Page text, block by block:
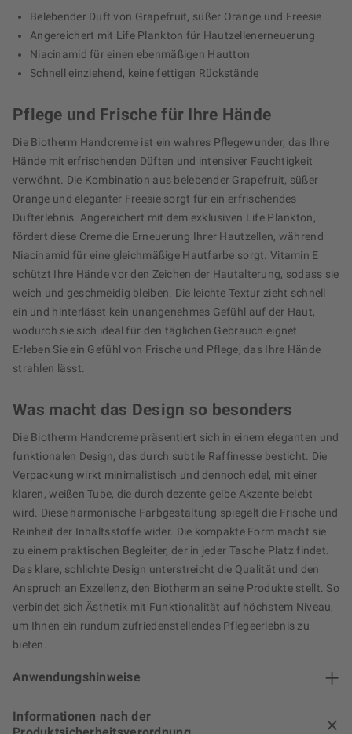
Belebender Duft von Grapefruit, süßer Orange und Freesie
Angereichert mit Life Plankton für Hautzellenerneuerung
Niacinamid für einen ebenmäßigen Hautton
Schnell einziehend, keine fettigen Rückstände
Pflege und Frische für Ihre Hände
Die Biotherm Handcreme ist ein wahres Pflegewunder, das Ihre
Hände mit erfrischenden Düften und intensiver Feuchtigkeit
verwöhnt. Die Kombination aus belebender Grapefruit, süßer
Orange und eleganter Freesie sorgt für ein erfrischendes
Dufterlebnis. Angereichert mit dem exklusiven Life Plankton,
fördert diese Creme die Erneuerung Ihrer Hautzellen, während
Niacinamid für eine gleichmäßige Hautfarbe sorgt. Vitamin E
schützt Ihre Hände vor den Zeichen der Hautalterung, sodass sie
weich und geschmeidig bleiben. Die leichte Textur zieht schnell
ein und hinterlässt kein unangenehmes Gefühl auf der Haut,
wodurch sie sich ideal für den täglichen Gebrauch eignet.
Erleben Sie ein Gefühl von Frische und Pflege, das Ihre Hände
strahlen lässt.
Was macht das Design so besonders
Die Biotherm Handcreme präsentiert sich in einem eleganten und
funktionalen Design, das durch subtile Raffinesse besticht. Die
Verpackung wirkt minimalistisch und dennoch edel, mit einer
klaren, weißen Tube, die durch dezente gelbe Akzente belebt
wird. Diese harmonische Farbgestaltung spiegelt die Frische und
Reinheit der Inhaltsstoffe wider. Die kompakte Form macht sie
zu einem praktischen Begleiter, der in jeder Tasche Platz findet.
Das klare, schlichte Design unterstreicht die Qualität und den
Anspruch an Exzellenz, den Biotherm an seine Produkte stellt. So
verbindet sich Ästhetik mit Funktionalität auf höchstem Niveau,
um Ihnen ein rundum zufriedenstellendes Pflegeerlebnis zu
bieten.
Anwendungshinweise
Informationen nach der